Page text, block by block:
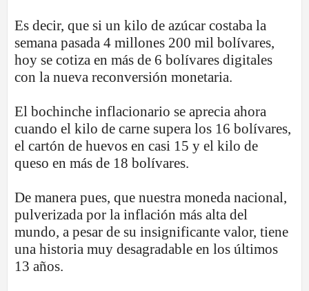
Es decir, que si un kilo de azúcar costaba la
semana pasada 4 millones 200 mil bolívares,
hoy se cotiza en más de 6 bolívares digitales
con la nueva reconversión monetaria.
El bochinche inflacionario se aprecia ahora
cuando el kilo de carne supera los 16 bolívares,
el cartón de huevos en casi 15 y el kilo de
queso en más de 18 bolívares.
De manera pues, que nuestra moneda nacional,
pulverizada por la inflación más alta del
mundo, a pesar de su insignificante valor, tiene
una historia muy desagradable en los últimos
13 años.